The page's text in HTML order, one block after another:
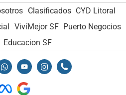
Clasificados CYD Litoral
VivíMejor SF Puerto Negocios
Educacion SF